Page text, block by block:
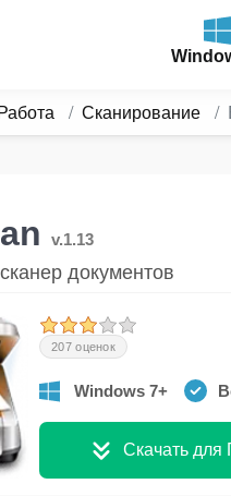
Сканирование
v.1.13
документов
207 оценок
Windows 7+
Скачать для